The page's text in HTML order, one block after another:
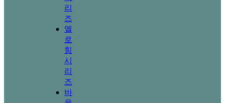
리
즈
엘
로
힘
시
리
즈
바